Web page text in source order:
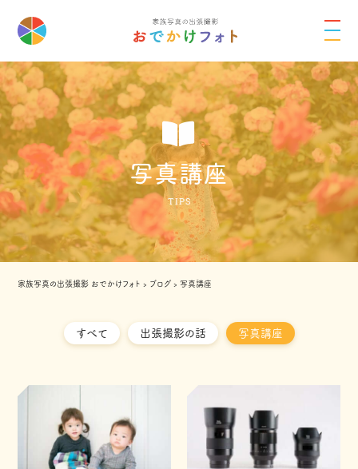
写真講座
TIPS
家族写真の出張撮影 おでかけフォト › ブログ › 写真講座
すべて 出張撮影の話 写真講座